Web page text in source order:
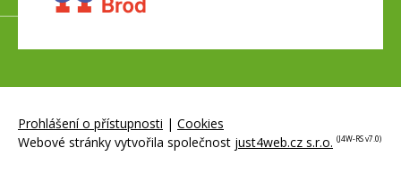
Prohlášení o přístupnosti | Cookies
Webové stránky vytvořila společnost just4web.cz s.r.o. (J4W-RS v7.0)